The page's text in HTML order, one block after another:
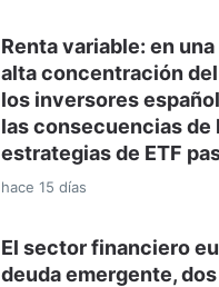
Renta variable: en
alta concentración
los inversores
las consecuencias de
estrategias de ETF
hace 15 días
El sector financiero
deuda emergente,